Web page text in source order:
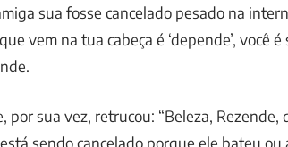
sua fosse cancelado pesado na
vem na tua cabeça é ‘depende’, você é
por sua vez, retrucou: “Beleza, Rezende,
sendo cancelado porque ele bateu ou